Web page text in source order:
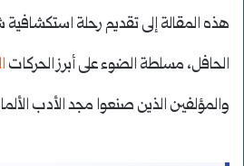
هذه المقالة إلى تقديم رحلة استكشافية
الحافل، مسلطة الضوء على أبرز الحركات
والمؤلفين الذين صنعوا مجد الأدب